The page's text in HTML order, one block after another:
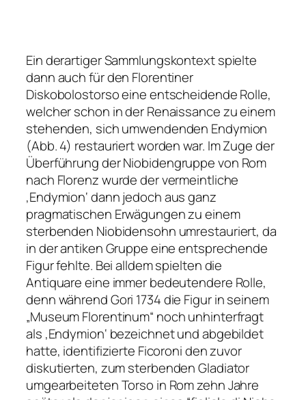
Ein derartiger Sammlungskontext spielte
dann auch für den Florentiner
Diskobolostorso eine entscheidende Rolle,
welcher schon in der Renaissance zu einem
stehenden, sich umwendenden Endymion
(Abb. 4) restauriert worden war. Im Zuge der
Überführung derNiobidengruppevon Rom
nach Florenz wurde der vermeintliche
‚Endymion‘ dann jedoch aus ganz
pragmatischen Erwägungen zu einem
sterbenden Niobidensohn umrestauriert, da
in der antiken Gruppe eine entsprechende
Figur fehlte. Bei alldem spielten die
Antiquare eine immer bedeutendere Rolle,
denn während Gori 1734 die Figur in seinem
„Museum Florentinum“ noch unhinterfragt
als ‚Endymion‘ bezeichnet und abgebildet
hatte, identifizierte Ficoroni den zuvor
diskutierten, zumsterbenden Gladiator
umgearbeiteten Torso in Rom zehn Jahre